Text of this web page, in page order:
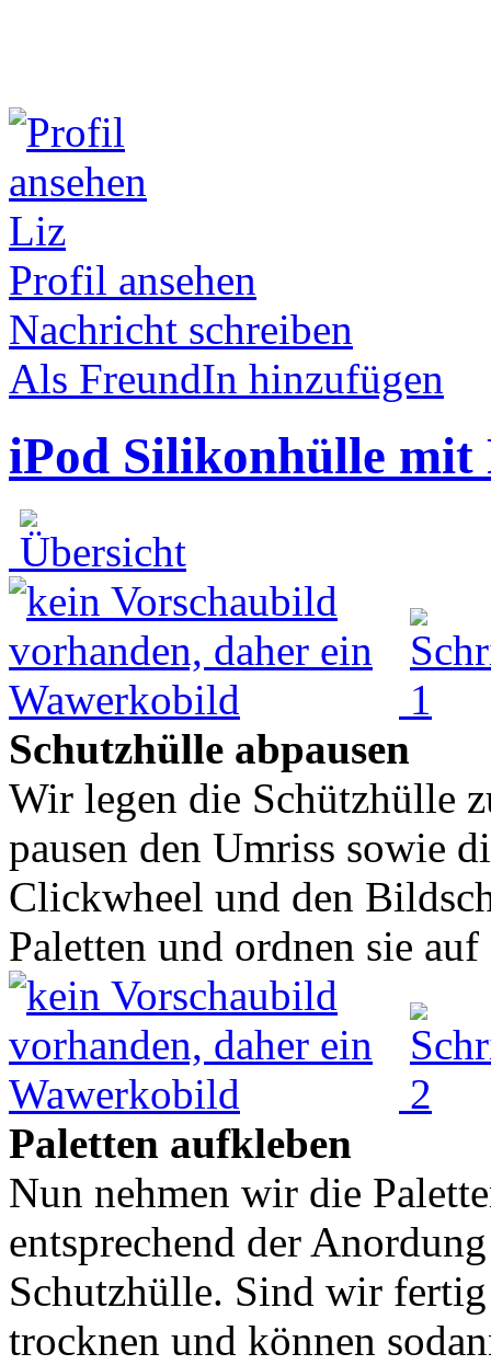
Liz
Profil ansehen
Nachricht schreiben
Als FreundIn hinzufügen
iPod Silikonhülle mit
Schutzhülle abpausen
Wir legen die Schützhülle
pausen den Umriss sowie
Clickwheel und den
Paletten und ordnen sie
Paletten aufkleben
Nun nehmen wir die
entsprechend der
Schutzhülle. Sind wir
trocknen und können